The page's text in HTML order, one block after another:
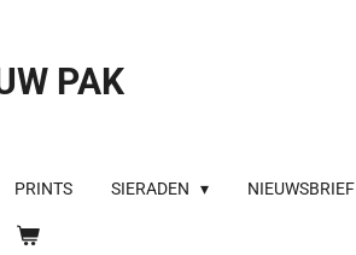
PAK
PRINTS SIERADEN NIEUWSBRIEF